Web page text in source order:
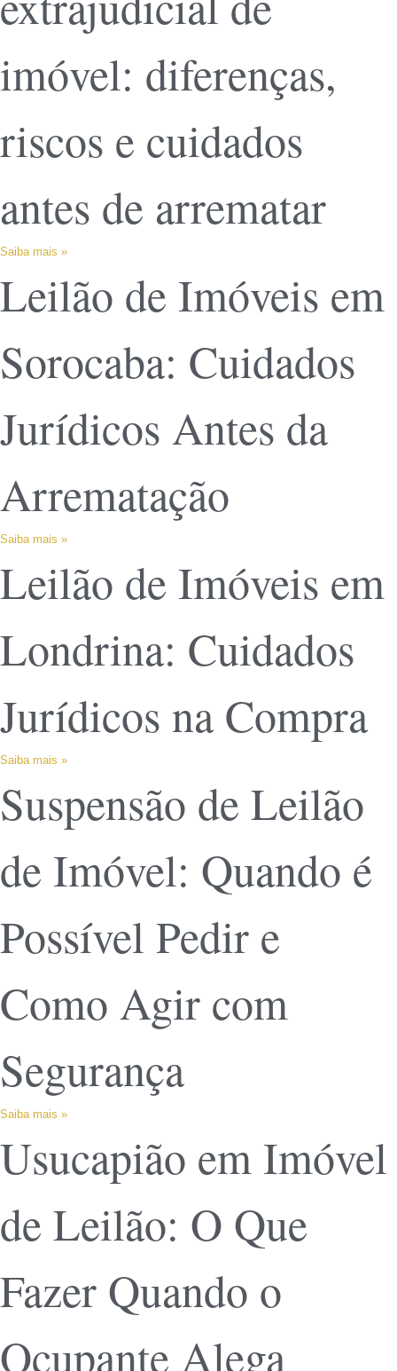
imóvel: diferenças,
riscos e cuidados
antes de arrematar
Saiba mais »
Leilão de Imóveis em
Sorocaba: Cuidados
Jurídicos Antes da
Arrematação
Saiba mais »
Leilão de Imóveis em
Londrina: Cuidados
Jurídicos na Compra
Saiba mais »
Suspensão de Leilão
de Imóvel: Quando é
Possível Pedir e
Como Agir com
Segurança
Saiba mais »
Usucapião em Imóvel
de Leilão: O Que
Fazer Quando o
Ocupante Alega